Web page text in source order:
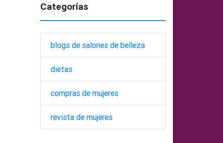
Categorías
blogs de salones de belleza
dietas
compras de mujeres
revista de mujeres